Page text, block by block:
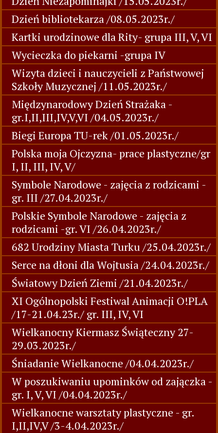
Dzień bibliotekarza /08.05.2023r./
Kartki urodzinowe dla Rity- grupa III, V, VI
Wycieczka do piekarni -grupa IV
Wizyta dzieci i nauczycieli z Państwowej
Szkoły Muzycznej /11.05.2023r./
Międzynarodowy Dzień Strażaka -
gr.I,II,III,IV,V,VI /04.05.2023r./
Biegi Europa TU-rek /01.05.2023r./
Polska moja Ojczyzna- prace plastyczne/gr
I, II, III, IV, V/
Symbole Narodowe - zajęcia z rodzicami -
gr. III /27.04.2023r./
Polskie Symbole Narodowe - zajęcia z
rodzicami -gr. VI /26.04.2023r./
682 Urodziny Miasta Turku /25.04.2023r./
Serce na dłoni dla Wojtusia /24.04.2023r./
Światowy Dzień Ziemi /21.04.2023r./
XI Ogólnopolski Festiwal Animacji O!PLA
/17-21.04.23r./ gr. III, IV, VI
Wielkanocny Kiermasz Świąteczny 27-
29.03.2023r./
Śniadanie Wielkanocne /04.04.2023r./
W poszukiwaniu upominków od zajączka -
gr. I, V, VI /04.04.2023r./
Wielkanocne warsztaty plastyczne - gr.
I,II,IV,V /3-4.04.2023r./